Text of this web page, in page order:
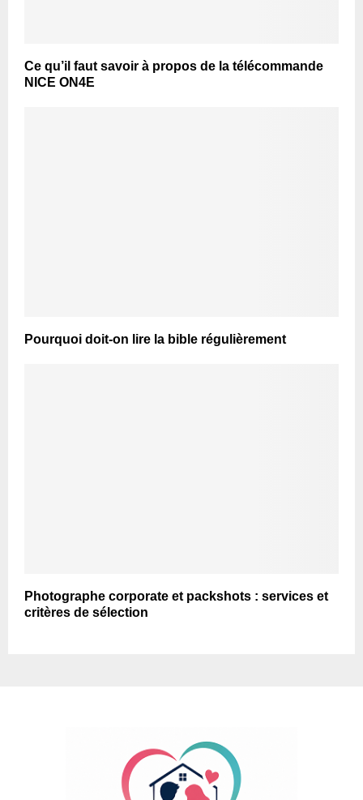
Ce qu’il faut savoir à propos de la télécommande
NICE ON4E
Pourquoi doit-on lire la bible régulièrement
Photographe corporate et packshots : services et
critères de sélection